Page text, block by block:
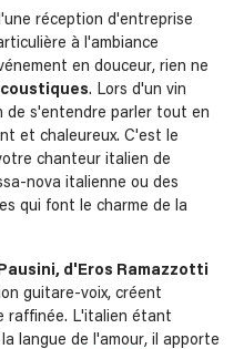
réception d'entreprise
à l'ambiance
en douceur, rien ne
. Lors d'un vin
de s'entendre parler tout en
et chaleureux. C'est le
chanteur italien de
nova italienne ou des
qui font le charme de la
d'Eros Ramazzotti
guitare-voix, créent
raffinée. L'italien étant
langue de l'amour, il apporte